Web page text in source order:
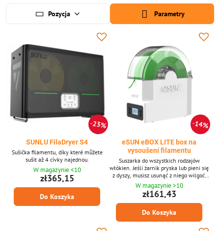
Pozycja Parametry
23%
SUNLU FilaDryer S4
Sušička filamentu, díky které můžete
sušit až 4 cívky najednou.
W magazynie <10
zł365,15
Do Koszyka
14%
eSUN eBOX LITE box na
vysoušení filamentu
Suszarka do wszystkich rodzajów
włókien. Jeśli żarnik pryska lub pieni się
z dyszy, musisz usunąć z niego wilgoć.
eBOX od marki eSUN będzie Ci do tego
dobrze służył.
W magazynie >10
zł161,43
Do Koszyka